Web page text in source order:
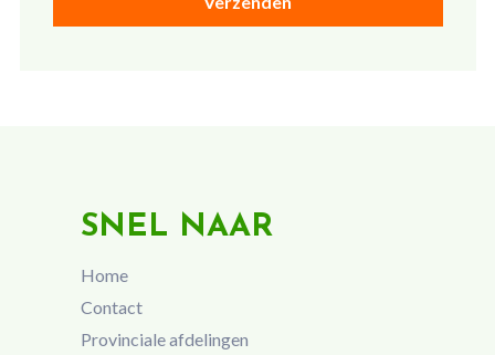
SNEL NAAR
Home
Contact
Provinciale afdelingen